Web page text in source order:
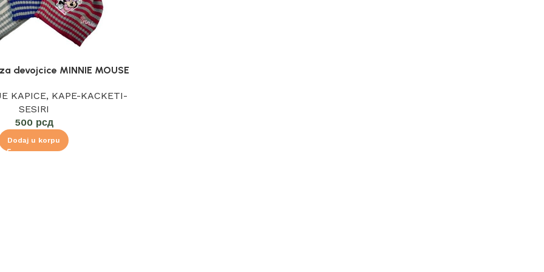
devojcice MINNIE MOUSE
KAPICE, KAPE-KACKETI-
SESIRI
500 рсд
Dodaj u korpu